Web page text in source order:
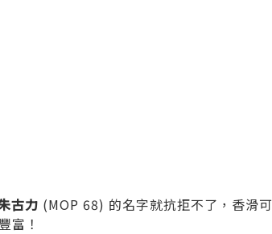
古力 (MOP 68) 的名字就抗拒不了，香滑可
富！